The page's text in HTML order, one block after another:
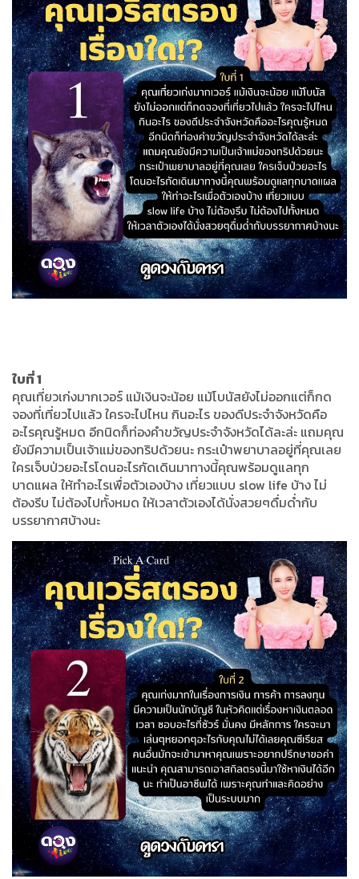
ใบที่ 1
คุณเที่ยวเก่งมากเวอร์ แม้เงินจะน้อย แม้โบนัสยังไม่ออกแต่ก็กด
จองที่เที่ยวไปแล้ว ใครจะไปไหน กินอะไร ของดีประจำจังหวัดคือ
อะไรคุณรู้หมด อีกนิดก็ท่องคำขวัญประจำจังหวัดได้ละล่ะ แถมคุณ
ยังมีความเป็นเจ้าแม่ของทริปด้วยนะ กระเป๋าพยาบาลอยู่ที่คุณเลย
ใครเจ็บป่วยอะไรโดนอะไรกัดเดินมาทางนี้คุณพร้อมดูแลทุก
บาดแผล ให้ทำอะไรเพื่อตัวเองบ้าง เที่ยวแบบ slow life บ้าง ไม่
ต้องรีบ ไม่ต้องไปทั้งหมด ให้เวลาตัวเองได้นั่งสวยๆดื่มด่ำกับ
บรรยากาศบ้างนะ